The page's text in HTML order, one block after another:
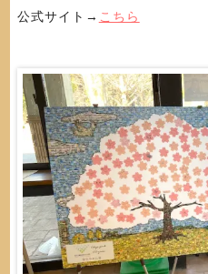
公式サイト→ こちら